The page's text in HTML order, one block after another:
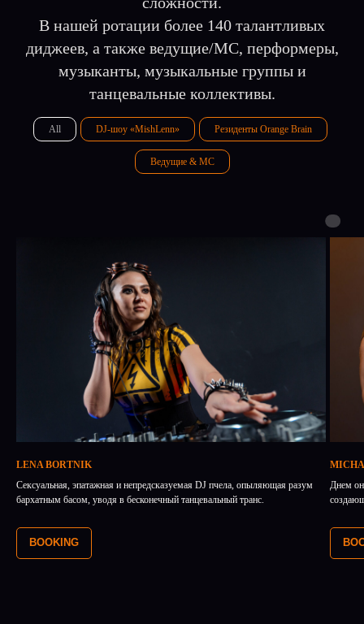
В нашей ротации более 140 талантливых
диджеев, а также ведущие/МС, перформеры,
музыканты, музыкальные группы и
танцевальные коллективы.
All DJ-шоу «MishLenn» Резиденты Orange Brain
Ведущие & MC
LENA BORTNIK
Сексуальная, эпатажная и непредсказуемая DJ пчела, опыляющая разум
бархатным басом, уводя в бесконечный танцевальный транс.
BOOKING
Днем